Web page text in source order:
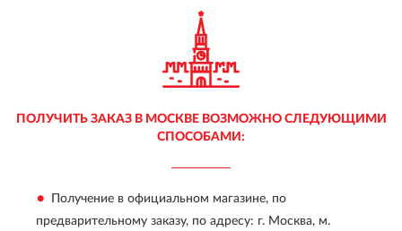
ПОЛУЧИТЬ ЗАКАЗ В МОСКВЕ ВОЗМОЖНО СЛЕДУЮЩИМИ
СПОСОБАМИ:
Получение в официальном магазине, по
предварительному заказу, по адресу: г. Москва, м.